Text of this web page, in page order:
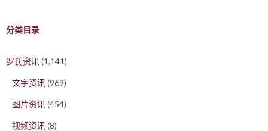
分类目录
罗氏资讯(1,141)
文字资讯(969)
图片资讯(454)
视频资讯(8)